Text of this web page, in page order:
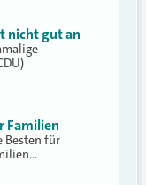
nicht gut an
Familien
Besten für